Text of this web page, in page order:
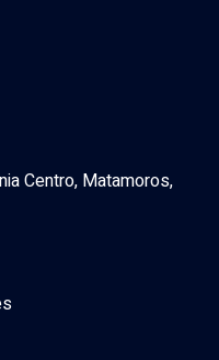
Centro, Matamoros,